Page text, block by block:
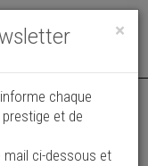
Toggle
×
chaque
et de
mail ci-dessous et